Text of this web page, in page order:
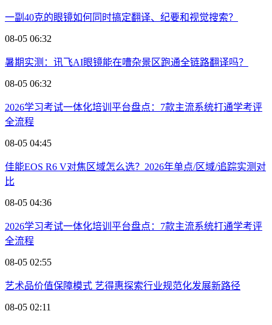
一副40克的眼镜如何同时搞定翻译、纪要和视觉搜索？
08-05 06:32
暑期实测：讯飞AI眼镜能在嘈杂景区跑通全链路翻译吗？
08-05 06:32
2026学习考试一体化培训平台盘点：7款主流系统打通学考评
全流程
08-05 04:45
佳能EOS R6 V对焦区域怎么选？2026年单点/区域/追踪实测对
比
08-05 04:36
2026学习考试一体化培训平台盘点：7款主流系统打通学考评
全流程
08-05 02:55
艺术品价值保障模式 艺得惠探索行业规范化发展新路径
08-05 02:11